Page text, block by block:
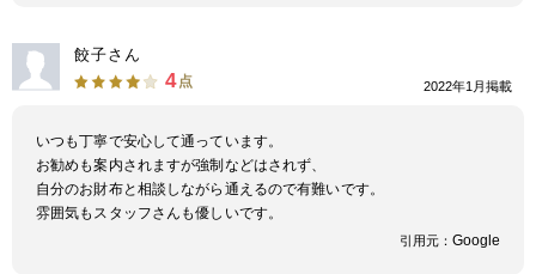
餃子さん
4 点 2022年1月掲載
いつも丁寧で安心して通っています。
お勧めも案内されますが強制などはされず、
自分のお財布と相談しながら通えるので有難いです。
雰囲気もスタッフさんも優しいです。
引用元： Google